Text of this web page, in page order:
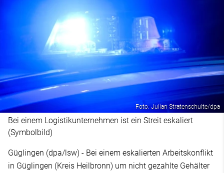
Foto: Julian Stratenschulte/dpa
Bei einem Logistikunternehmen ist ein Streit eskaliert
(Symbolbild)
Güglingen (dpa/lsw) - Bei einem eskalierten Arbeitskonflikt
in Güglingen (Kreis Heilbronn) um nicht gezahlte Gehälter